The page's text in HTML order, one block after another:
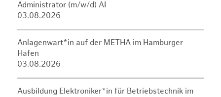
Administrator (m/w/d) AI
03.08.2026
Anlagenwart*in auf der METHA im Hamburger
Hafen
03.08.2026
Ausbildung Elektroniker*in für Betriebstechnik im